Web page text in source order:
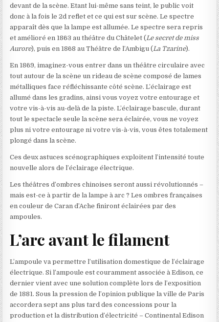
devant de la scène. Etant lui-même sans teint, le public voit
donc à la fois le 2d reflet et ce qui est sur scène. Le spectre
apparaît dès que la lampe est allumée. Le spectre sera repris
et amélioré en 1863 au théâtre du Châtelet (Le secret de miss
Aurore), puis en 1868 au Théâtre de l’Ambigu (La Tzarine).
En 1869, imaginez-vous entrer dans un théâtre circulaire avec
tout autour de la scène un rideau de scène composé de lames
métalliques face réfléchissante côté scène. L’éclairage est
allumé dans les gradins, ainsi vous voyez votre entourage et
votre vis-à-vis au-delà de la piste. L’éclairage bascule, durant
tout le spectacle seule la scène sera éclairée, vous ne voyez
plus ni votre entourage ni votre vis-à-vis, vous êtes totalement
plongé dans la scène.
Ces deux astuces scénographiques exploitent l’intensité toute
nouvelle alors de l’éclairage électrique.
Les théâtres d’ombres chinoises seront aussi révolutionnés –
mais est-ce à partir de la lampe à arc ? Les ombres françaises
en couleur de Caran d’Ache finiront éclairées par des
ampoules.
L’arc avant le filament
L’ampoule va permettre l’utilisation domestique de l’éclairage
électrique. Si l’ampoule est couramment associée à Edison, ce
dernier vient avec une solution complète lors de l’exposition
de 1881. Sous la pression de l’opinion publique la ville de Paris
accordera sept ans plus tard des concessions pour la
production et la distribution d’électricité – Continental Edison